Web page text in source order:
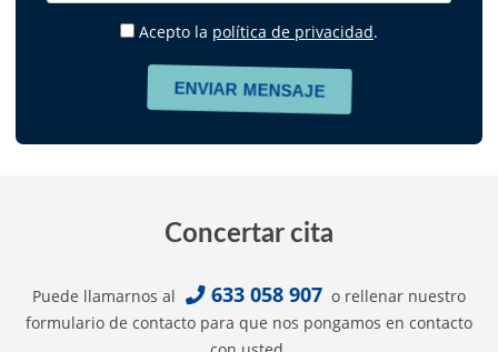
Acepto la política de privacidad.
Concertar cita
Puede llamarnos al 633 058 907 o rellenar nuestro
formulario de contacto para que nos pongamos en contacto